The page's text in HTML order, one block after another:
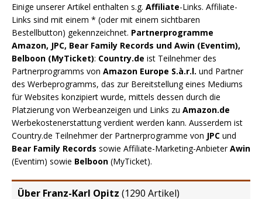
Einige unserer Artikel enthalten s.g. Affiliate-Links. Affiliate-
Links sind mit einem * (oder mit einem sichtbaren
Bestellbutton) gekennzeichnet. Partnerprogramme
Amazon, JPC, Bear Family Records und Awin (Eventim),
Belboon (MyTicket): Country.de ist Teilnehmer des
Partnerprogramms von Amazon Europe S.à.r.l. und Partner
des Werbeprogramms, das zur Bereitstellung eines Mediums
für Websites konzipiert wurde, mittels dessen durch die
Platzierung von Werbeanzeigen und Links zu Amazon.de
Werbekostenerstattung verdient werden kann. Ausserdem ist
Country.de Teilnehmer der Partnerprogramme von JPC und
Bear Family Records sowie Affiliate-Marketing-AnbieterAwin
(Eventim) sowie Belboon (MyTicket).
Über Franz-Karl Opitz (1290 Artikel)